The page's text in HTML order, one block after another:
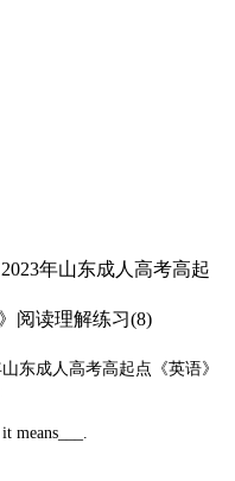
年山东成人高考高起
阅读理解练习(8)
东成人高考高起点《英语》